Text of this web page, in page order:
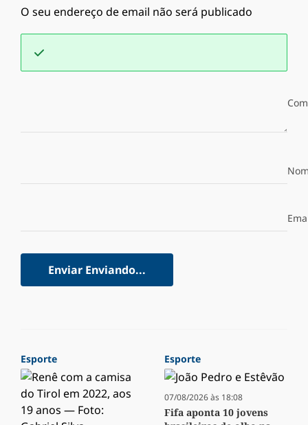
O seu endereço de email não será publicado
Enviar Enviando...
Esporte Esporte
07/08/2026 às 18:08
Fifa aponta 10 jovens